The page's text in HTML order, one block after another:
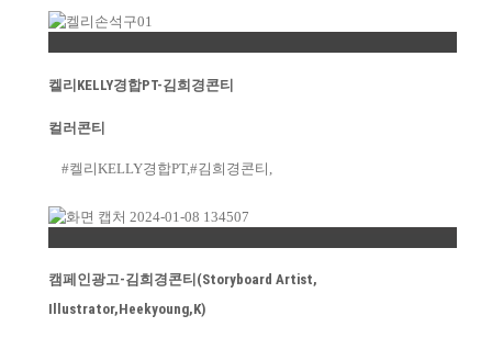
켈리KELLY경합PT-김희경콘티
컬러콘티
#켈리KELLY경합PT,#김희경콘티,
캠페인광고-김희경콘티(Storyboard Artist,
Illustrator,Heekyoung,K)